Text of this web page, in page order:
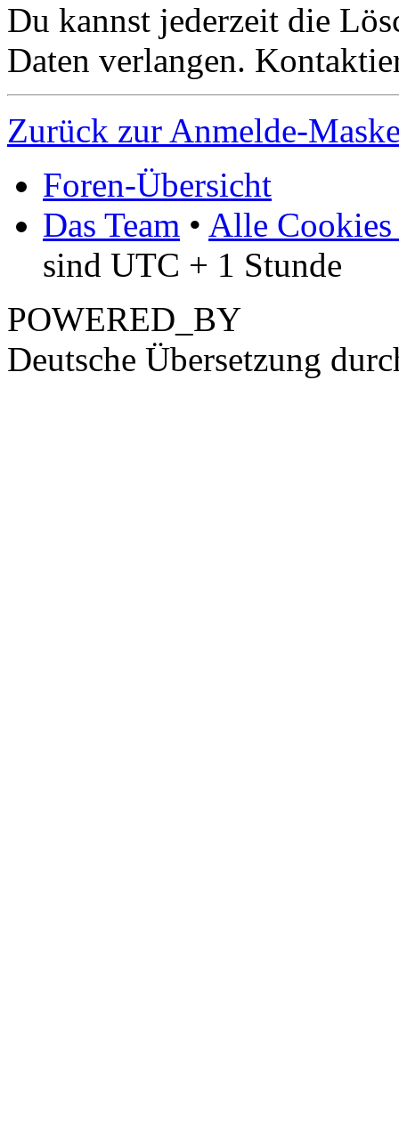
Du kannst jederzeit die
Daten verlangen.
Zurück zur Anmelde-
Foren-Übersicht
Das Team • Alle Cookies
sind UTC + 1 Stunde
POWERED_BY
Deutsche Übersetzung